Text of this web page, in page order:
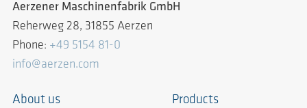
Aerzener Maschinenfabrik GmbH
Reherweg 28, 31855 Aerzen
Phone: +49 5154 81-0
info@aerzen.com
About us Products